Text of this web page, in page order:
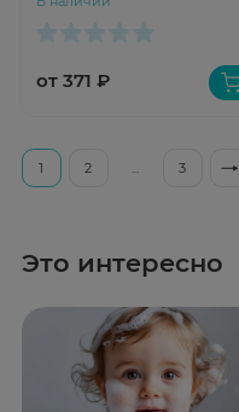
от 371 ₽
1 2 ... 3
Это интересно